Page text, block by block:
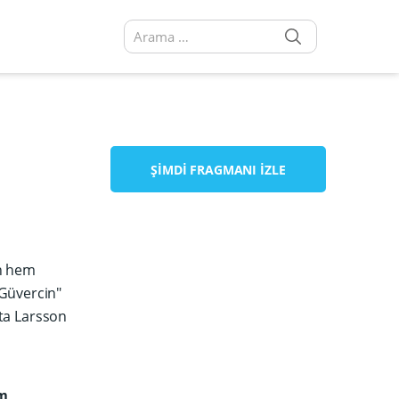
Arama sonuçları:
ŞIMDI FRAGMANI İZLE
hem
Larsson